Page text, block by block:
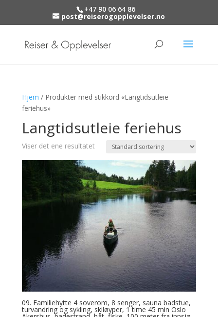
+47 90 06 64 86
post@reiserogopplevelser.no
Hjem / Produkter med stikkord «Langtidsutleie
feriehus»
Langtidsutleie feriehus
Viser det ene resultatet
09. Familiehytte 4 soverom, 8 senger, sauna badstue,
turvandring og sykling, skiløyper, 1 time 45 min Oslo